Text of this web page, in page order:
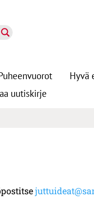
Hyvä
uutiskirje